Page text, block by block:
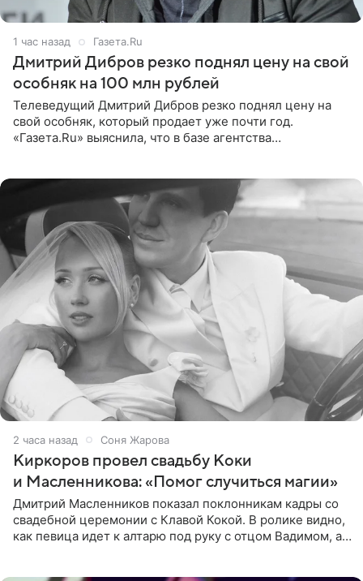
1 час назад Газета.Ru
Дмитрий Дибров резко поднял цену на свой
особняк на 100 млн рублей
Телеведущий Дмитрий Дибров резко поднял цену на
свой особняк, который продает уже почти год.
«Газета.Ru» выяснила, что в базе агентства
2 часа назад Соня Жарова
Киркоров провел свадьбу Коки
и Масленникова: «Помог случиться магии»
Дмитрий Масленников показал поклонникам кадры со
свадебной церемонии с Клавой Кокой. В ролике видно,
как певица идет к алтарю под руку с отцом Вадимом, а у